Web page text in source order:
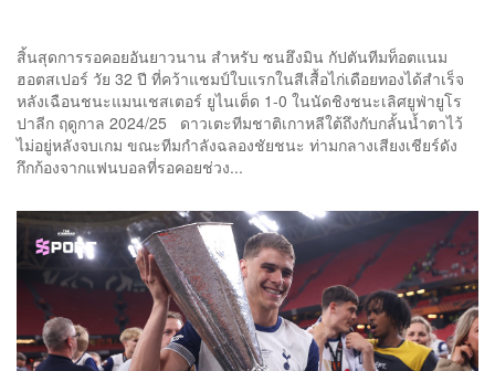
สิ้นสุดการรอคอยอันยาวนาน สำหรับ ซนฮึงมิน กัปตันทีมท็อตแนม
ฮอตสเปอร์ วัย 32 ปี ที่คว้าแชมป์ใบแรกในสีเสื้อไก่เดือยทองได้สำเร็จ
หลังเฉือนชนะแมนเชสเตอร์ ยูไนเต็ด 1-0 ในนัดชิงชนะเลิศยูฟ่ายูโร
ปาลีก ฤดูกาล 2024/25 ดาวเตะทีมชาติเกาหลีใต้ถึงกับกลั้นน้ำตาไว้
ไม่อยู่หลังจบเกม ขณะทีมกำลังฉลองชัยชนะ ท่ามกลางเสียงเชียร์ดัง
กึกก้องจากแฟนบอลที่รอคอยช่วง...